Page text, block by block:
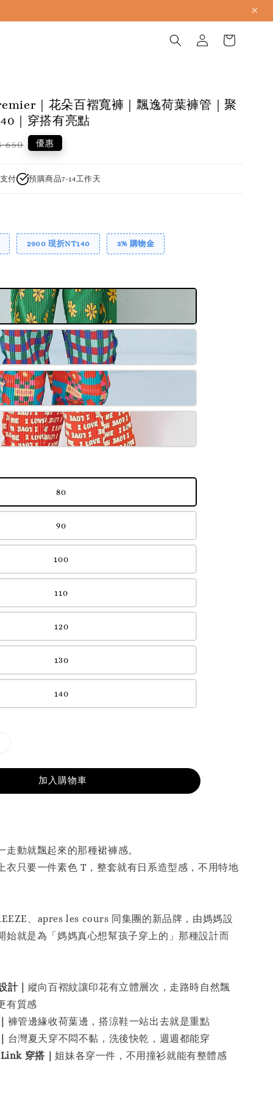
｜花朵百褶寬褲｜飄逸荷葉褲管｜聚
｜穿搭有亮點
650 優惠
付 預購商品7-14工作天
2900 現折NT140 3% 購物金
80
90
100
110
120
130
140
加入購物車
走動就飄起來的那種裙褲感。
衣只要一件素色 T，整套就有日系造型感，不用特地
、apres les cours 同集團的新品牌，由媽媽設
始就是為「媽媽真心想幫孩子穿上的」那種設計而
計｜ 縱向百褶紋讓印花有立體層次，走路時自然飄
有質感
褲管邊緣收荷葉邊，搭涼鞋一站出去就是重點
台灣夏天穿不悶不黏，洗後快乾，週週都能穿
穿搭｜姐妹各穿一件，不用撞衫就能有整體感